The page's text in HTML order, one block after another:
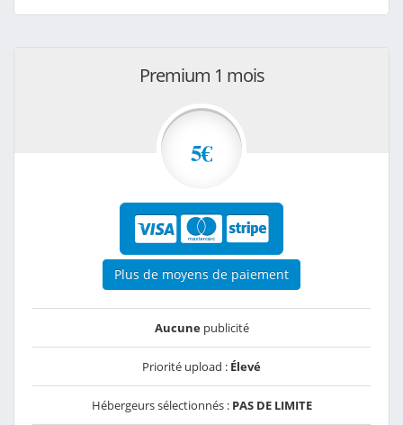
Premium 1 mois
5€
Plus de moyens de paiement
Aucunepublicité
Priorité upload : Élevé
Hébergeurs sélectionnés : PAS DE LIMITE